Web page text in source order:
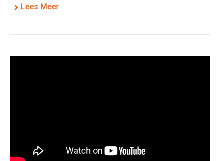
Lees Meer